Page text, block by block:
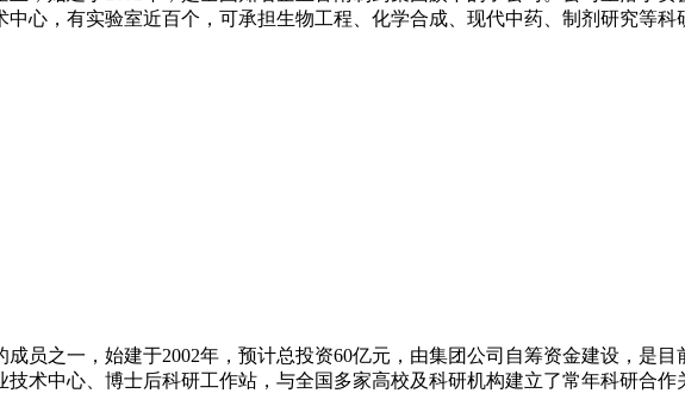
心，有实验室近百个，可承担生物工程、化学合成、现代中药、制剂研究等科
员之一，始建于2002年，预计总投资60亿元，由集团公司自筹资金建设，是
术中心、博士后科研工作站，与全国多家高校及科研机构建立了常年科研合作